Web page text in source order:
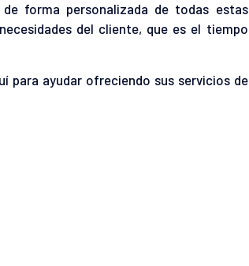
forma personalizada de todas estas
del cliente, que es el tiempo
para ayudar ofreciendo sus servicios de